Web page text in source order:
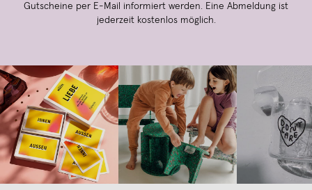
Gutscheine per E-Mail informiert werden. Eine Abmeldung ist
jederzeit kostenlos möglich.